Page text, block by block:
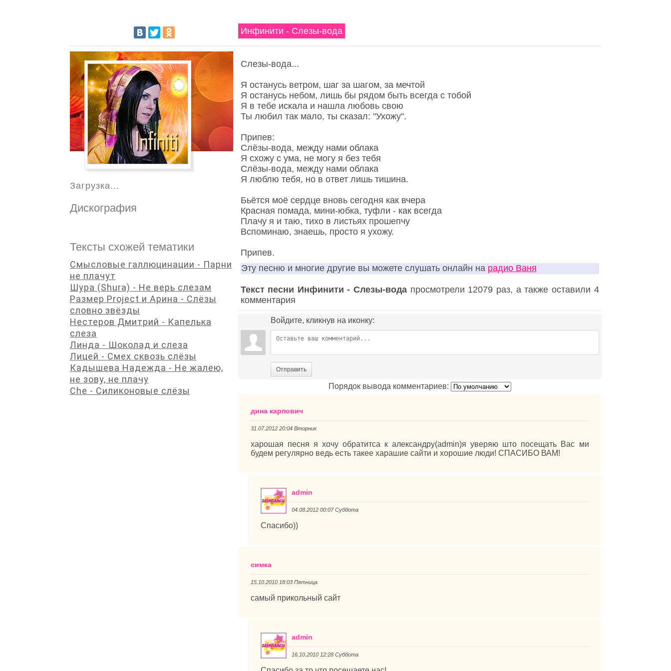
Инфинити - Слезы-вода
Слезы-вода...
Я останусь ветром, шаг за шагом, за мечтой
Я останусь небом, лишь бы рядом быть всегда с тобой
Я в тебе искала и нашла любовь свою
Ты любил так мало, ты сказал: "Ухожу".
Припев:
Слёзы-вода, между нами облака
Я схожу с ума, не могу я без тебя
Слёзы-вода, между нами облака
Я люблю тебя, но в ответ лишь тишина.
Бьётся моё сердце вновь сегодня как вчера
Красная помада, мини-юбка, туфли - как всегда
Плачу я и таю, тихо в листьях прошепчу
Вспоминаю, знаешь, просто я ухожу.
Припев.
Эту песню и многие другие вы можете слушать онлайн на радио Ваня
Текст песни Инфинити - Слезы-вода просмотрели 12079 раз, а также оставили 4
комментария
Войдите, кликнув на иконку:
Отправить
Порядок вывода комментариев:
дина карпович
31.07.2012 20:04 Вторник
харошая песня я хочу обратитса к александру(admin)я уверяю што посещать Вас ми
будем регулярно ведь есть такее харашие сайти и хорошие люди! СПАСИБО ВАМ!
admin
04.08.2012 00:07 Суббота
Спасибо))
симка
15.10.2010 18:03 Пятница
самый прикольный сайт
admin
16.10.2010 12:28 Суббота
Загрузка...
Дискография
Тексты схожей тематики
Смысловые галлюцинации - Парни
не плачут
Шура (Shura) - Не верь слезам
Размер Project и Арина - Слёзы
словно звёзды
Нестеров Дмитрий - Капелька
слеза
Линда - Шоколад и слеза
Лицей - Смех сквозь слёзы
Кадышева Надежда - Не жалею,
не зову, не плачу
Che - Силиконовые слёзы